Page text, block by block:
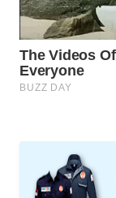
OTOMOTIF
WAHANA
HEALTH
WISATA
LAPAK